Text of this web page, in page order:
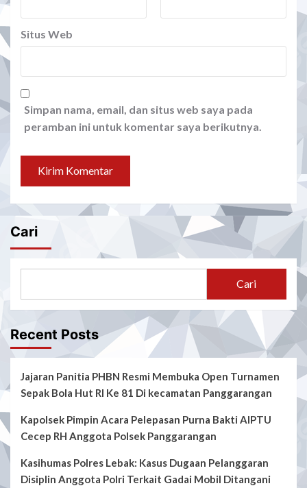
Situs Web
Simpan nama, email, dan situs web saya pada
peramban ini untuk komentar saya berikutnya.
Cari
Cari
Recent Posts
Jajaran Panitia PHBN Resmi Membuka Open Turnamen
Sepak Bola Hut RI Ke 81 Di kecamatan Panggarangan
Kapolsek Pimpin Acara Pelepasan Purna Bakti AIPTU
Cecep RH Anggota Polsek Panggarangan
Kasihumas Polres Lebak: Kasus Dugaan Pelanggaran
Disiplin Anggota Polri Terkait Gadai Mobil Ditangani